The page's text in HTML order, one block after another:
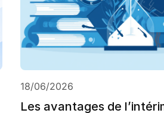
18/06/2026
Les avantages de